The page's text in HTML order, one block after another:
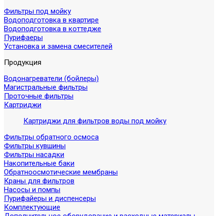
Фильтры под мойку
Водоподготовка в квартире
Водоподготовка в коттедже
Пурифаеры
Установка и замена смесителей
Продукция
Водонагреватели (бойлеры)
Магистральные фильтры
Проточные фильтры
Картриджи
Картриджи для фильтров воды под мойку
Фильтры обратного осмоса
Фильтры кувшины
Фильтры насадки
Накопительные баки
Обратноосмотические мембраны
Краны для фильтров
Насосы и помпы
Пурифайеры и диспенсеры
Комплектующие